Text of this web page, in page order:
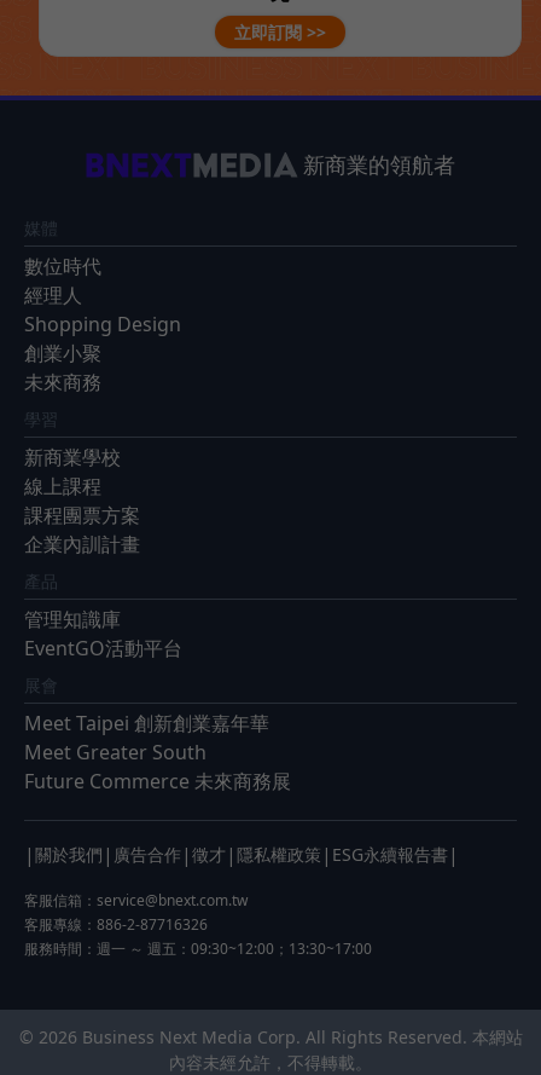
立即訂閱 >>
新商業的領航者
媒體
數位時代
經理人
Shopping Design
創業小聚
未來商務
學習
新商業學校
線上課程
課程團票方案
企業內訓計畫
產品
管理知識庫
EventGO活動平台
展會
Meet Taipei 創新創業嘉年華
Meet Greater South
Future Commerce 未來商務展
| 關於我們 | 廣告合作 | 徵才 | 隱私權政策 | ESG永續報告書 |
客服信箱： service@bnext.com.tw
客服專線：886-2-87716326
服務時間：週一 ～ 週五：09:30~12:00；13:30~17:00
© 2026 Business Next Media Corp. All Rights Reserved. 本網站
內容未經允許，不得轉載。